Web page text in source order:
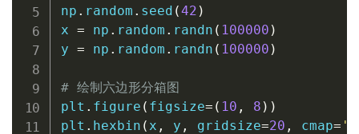
np . random . seed (42 )
x = np . random . randn ( 100000 )
y = np . random . randn ( 100000 )
# 绘制六边形分箱图
plt . figure ( figsize= ( 10 , 8 ) )
plt . hexbin ( x , y , gridsize=20 , cmap=